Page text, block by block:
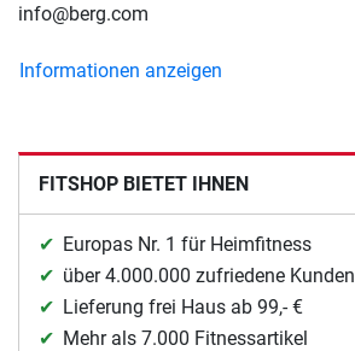
info@berg.com
Informationen anzeigen
FITSHOP BIETET IHNEN
Europas Nr. 1 für Heimfitness
über 4.000.000 zufriedene Kunden
Lieferung frei Haus ab 99,- €
Mehr als 7.000 Fitnessartikel